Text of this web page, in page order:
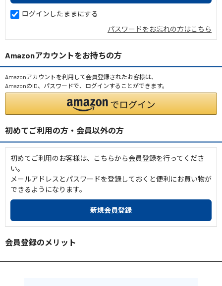
ログインしたままにする
パスワードをお忘れの方はこちら
Amazonアカウントをお持ちの方
Amazonアカウントを利用して会員登録されたお客様は、
AmazonのID、パスワードで、ログインすることができます。
初めてご利用の方・会員以外の方
初めてご利用のお客様は、こちらから会員登録を行ってくださ
い。
メールアドレスとパスワードを登録しておくと便利にお買い物が
できるようになります。
会員登録のメリット